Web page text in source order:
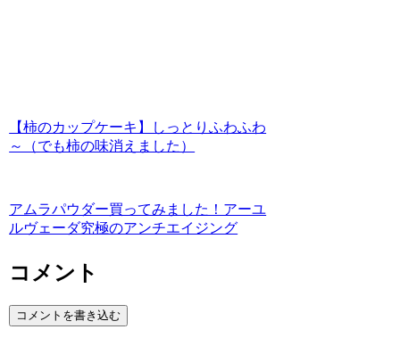
【柿のカップケーキ】しっとりふわふわ
～（でも柿の味消えました）
アムラパウダー買ってみました！アーユ
ルヴェーダ究極のアンチエイジング
コメント
コメントを書き込む